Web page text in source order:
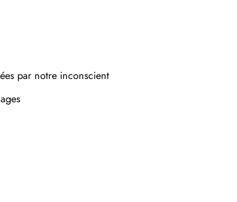
par notre inconscient